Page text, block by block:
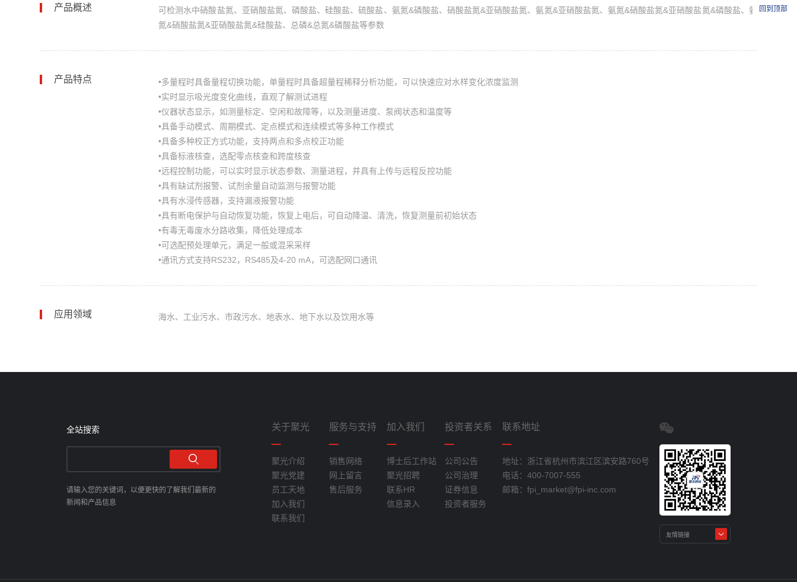
回到顶部
产品概述
可检测水中硝酸盐氮、亚硝酸盐氮、磷酸盐、硅酸盐、硫酸盐、氨氮&磷酸盐、硝酸盐氮&亚硝酸盐氮、氨氮&亚硝酸盐氮、氨氮&硝酸盐氮&亚硝酸盐氮&磷酸盐、氨
氮&硝酸盐氮&亚硝酸盐氮&硅酸盐、总磷&总氮&磷酸盐等参数
产品特点
•多量程时具备量程切换功能，单量程时具备超量程稀释分析功能，可以快速应对水样变化浓度监测
•实时显示吸光度变化曲线，直观了解测试进程
•仪器状态显示，如测量标定、空闲和故障等，以及测量进度、泵阀状态和温度等
•具备手动模式、周期模式、定点模式和连续模式等多种工作模式
•具备多种校正方式功能，支持两点和多点校正功能
•具备标液核查，选配零点核查和跨度核查
•远程控制功能，可以实时显示状态参数、测量进程，并具有上传与远程反控功能
•具有缺试剂报警、试剂余量自动监测与报警功能
•具有水浸传感器，支持漏液报警功能
•具有断电保护与自动恢复功能，恢复上电后，可自动降温、清洗，恢复测量前初始状态
•有毒无毒废水分路收集，降低处理成本
•可选配预处理单元，满足一般或混采采样
•通讯方式支持RS232，RS485及4-20 mA，可选配网口通讯
应用领域 海水、工业污水、市政污水、地表水、地下水以及饮用水等
全站搜索
请输入您的关键词，以便更快的了解我们最新的
新闻和产品信息
关于聚光
聚光介绍
聚光党建
员工天地
加入我们
联系我们
服务与支持
销售网络
网上留言
售后服务
加入我们
博士后工作站
聚光招聘
联系HR
信息录入
投资者关系
公司公告
公司治理
证券信息
投资者服务
联系地址
地址：浙江省杭州市滨江区滨安路760号
电话：400-7007-555
邮箱：fpi_market@fpi-inc.com